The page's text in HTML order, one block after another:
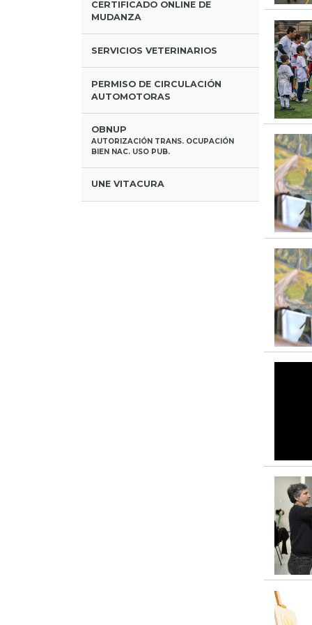
CERTIFICADO ONLINE DE
MUDANZA
SERVICIOS VETERINARIOS
PERMISO DE CIRCULACIÓN
AUTOMOTORAS
OBNUP
AUTORIZACIÓN TRANS. OCUPACIÓN
BIEN NAC. USO PUB.
UNE VITACURA